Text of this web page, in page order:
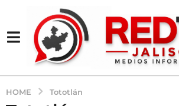
HOME Tototlán